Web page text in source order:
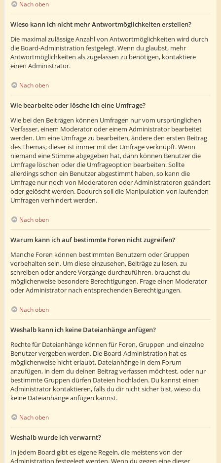
Nach oben
Wieso kann ich nicht mehr Antwortmöglichkeiten erstellen?
Die maximal zulässige Anzahl von Antwortmöglichkeiten wird durch
die Board-Administration festgelegt. Wenn du glaubst, mehr
Antwortmöglichkeiten als zugelassen zu benötigen, kontaktiere
einen Administrator.
Nach oben
Wie bearbeite oder lösche ich eine Umfrage?
Wie bei den Beiträgen können Umfragen nur vom ursprünglichen
Verfasser, einem Moderator oder einem Administrator bearbeitet
werden. Um eine Umfrage zu bearbeiten, ändere den ersten Beitrag
des Themas; dieser ist immer mit der Umfrage verknüpft. Wenn
niemand eine Stimme abgegeben hat, dann können Benutzer die
Umfrage löschen oder die Umfrageoption bearbeiten. Sollte
allerdings schon ein Benutzer abgestimmt haben, so kann die
Umfrage nur noch von Moderatoren oder Administratoren geändert
oder gelöscht werden. Dadurch soll die Manipulation von laufenden
Umfragen verhindert werden.
Nach oben
Warum kann ich auf bestimmte Foren nicht zugreifen?
Manche Foren können bestimmten Benutzern oder Gruppen
vorbehalten sein. Um diese einzusehen, Beiträge zu lesen, zu
schreiben oder andere Vorgänge durchzuführen, brauchst du
möglicherweise besondere Berechtigungen. Frage einen Moderator
oder Administrator nach entsprechenden Berechtigungen.
Nach oben
Weshalb kann ich keine Dateianhänge anfügen?
Rechte für Dateianhänge können für Foren, Gruppen und einzelne
Benutzer vergeben werden. Die Board-Administration hat es
möglicherweise nicht erlaubt, Dateianhänge in dem Forum
anzufügen, in dem du deinen Beitrag verfassen möchtest, oder nur
bestimmte Gruppen dürfen Dateien hochladen. Du kannst einen
Administrator kontaktieren, falls du dir nicht sicher bist, wieso du
keine Dateianhänge anfügen kannst.
Nach oben
Weshalb wurde ich verwarnt?
In jedem Board gibt es eigene Regeln, die meistens von der
Administration festgelegt werden. Wenn du gegen eine dieser